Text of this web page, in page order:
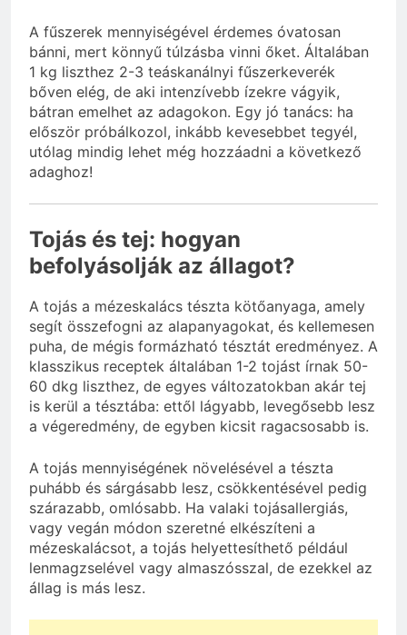
A fűszerek mennyiségével érdemes óvatosan
bánni, mert könnyű túlzásba vinni őket. Általában
1 kg liszthez 2-3 teáskanálnyi fűszerkeverék
bőven elég, de aki intenzívebb ízekre vágyik,
bátran emelhet az adagokon. Egy jó tanács: ha
először próbálkozol, inkább kevesebbet tegyél,
utólag mindig lehet még hozzáadni a következő
adaghoz!
Tojás és tej: hogyan
befolyásolják az állagot?
A tojás a mézeskalács tészta kötőanyaga, amely
segít összefogni az alapanyagokat, és kellemesen
puha, de mégis formázható tésztát eredményez. A
klasszikus receptek általában 1-2 tojást írnak 50-
60 dkg liszthez, de egyes változatokban akár tej
is kerül a tésztába: ettől lágyabb, levegősebb lesz
a végeredmény, de egyben kicsit ragacsosabb is.
A tojás mennyiségének növelésével a tészta
puhább és sárgásabb lesz, csökkentésével pedig
szárazabb, omlósabb. Ha valaki tojásallergiás,
vagy vegán módon szeretné elkészíteni a
mézeskalácsot, a tojás helyettesíthető például
lenmagzselével vagy almaszósszal, de ezekkel az
állag is más lesz.